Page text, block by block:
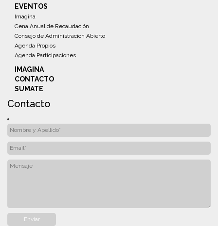
EVENTOS
Imagina
Cena Anual de Recaudación
Consejo de Administración Abierto
Agenda Propios
Agenda Participaciones
IMAGINA
CONTACTO
SUMATE
Contacto